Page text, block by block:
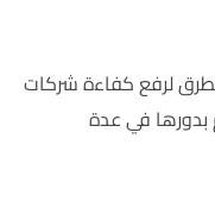
لرفع كفاءة شركات
بدورها في عدة